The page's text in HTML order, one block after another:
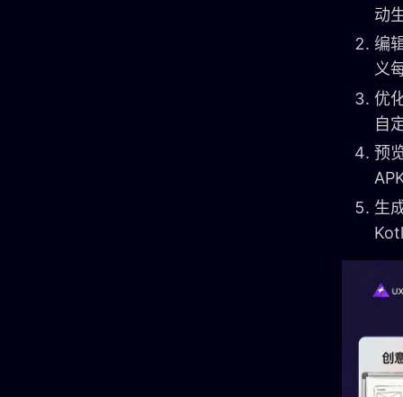
动
编
义
优
自
预
生